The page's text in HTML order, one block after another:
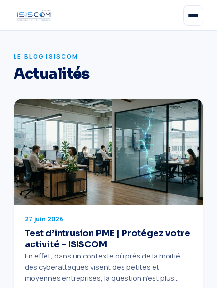
LE BLOG ISISCOM
Actualités
27 juin 2026
Test d’intrusion PME | Protégez votre
activité – ISISCOM
En effet, dans un contexte où près de la moitié
des cyberattaques visent des petites et
moyennes entreprises, la question n’est plus…